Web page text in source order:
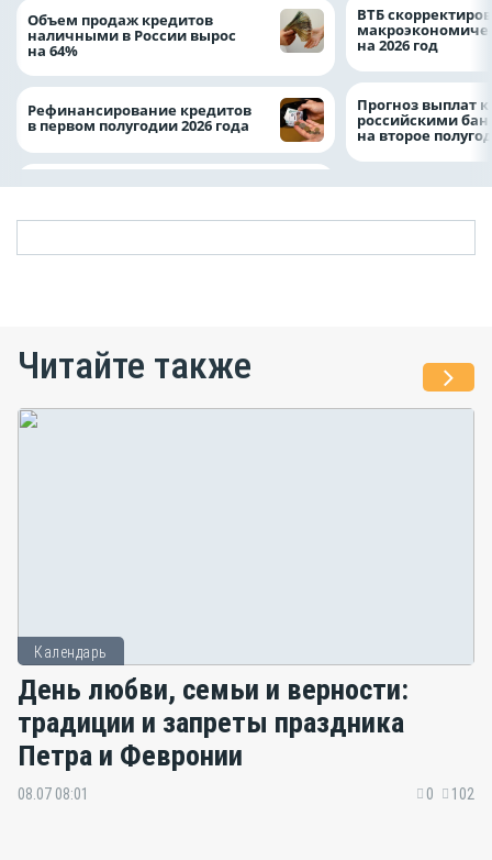
Объем продаж кредитов
наличными в России вырос
на 64%
Рефинансирование кредитов
в первом полугодии 2026 года
ВТБ
на 2026 год
Прогноз выплат
российскими
на второе
Читайте также
Календарь
День любви, семьи и верности:
традиции и запреты праздника
Петра и Февронии
08.07 08:01 0 102